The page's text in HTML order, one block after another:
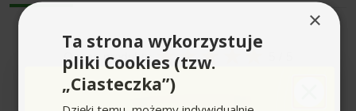
wąż
Natural Universal Cleaner
Adapter do węża
ogrodowego A3/4"
Cechy wyróżniające K 6
Ocena produktu ★★★★★
★★★★★
opinie z serwisu
×
Ta strona wykorzystuje
pliki Cookies (tzw.
„Ciasteczka”)